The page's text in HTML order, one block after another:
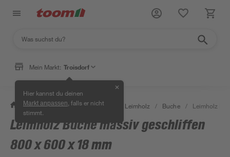
Mein Markt: Troisdorf
Hier kannst du deinen
Markt anpassen , falls er nicht
stimmt.
✕
/ Bauen & Renovieren / Holz Leimholz / Buche / Leimholz
Leimholz Buche massiv geschliffen
800 x 600 x 18 mm